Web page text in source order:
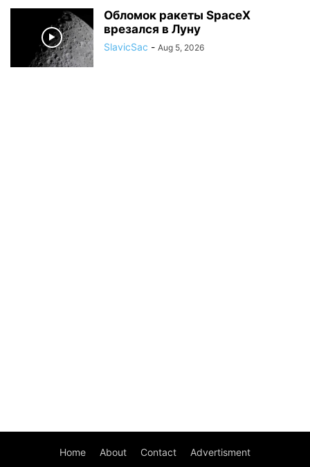
Обломок ракеты SpaceX
врезался в Луну
SlavicSac - Aug 5, 2026
Home About Contact Advertisment